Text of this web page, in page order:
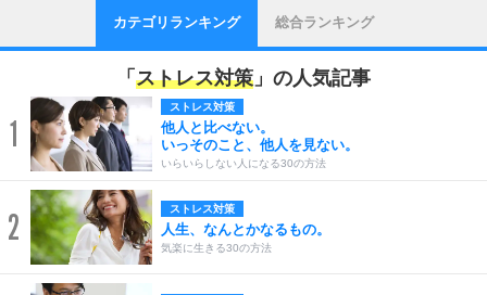
カテゴリランキング 総合ランキング
「 ストレス対策 」の人気記事
1
ストレス対策
他人と比べない。
いっそのこと、他人を見ない。
いらいらしない人になる30の方法
2 ストレス対策
人生、なんとかなるもの。
気楽に生きる30の方法